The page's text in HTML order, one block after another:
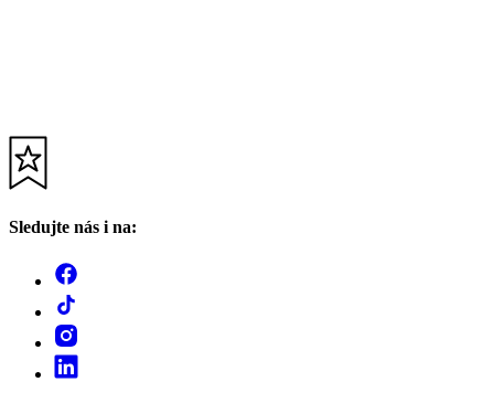
Sledujte nás i na: